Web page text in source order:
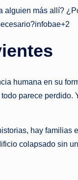
n
e
más allí?
humana en su
parece
hay
colapsado sin